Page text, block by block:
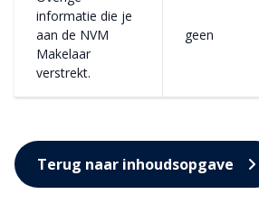
informatie die je
aan de NVM
Makelaar
verstrekt.
geen
Terug naar inhoudsopgave